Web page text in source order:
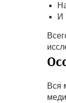
И
Вся